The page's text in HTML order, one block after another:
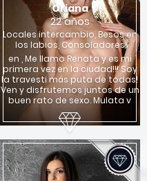
Oriana
22 años
Locales intercambio, Besos en
los labios, Consoladores
en , Me llamo Renata y es mi
primera vez en la ciudad!!! Soy
la travesti más puta de todas!
Ven y disfrutemos juntos de un
buen rato de sexo. Mulata v